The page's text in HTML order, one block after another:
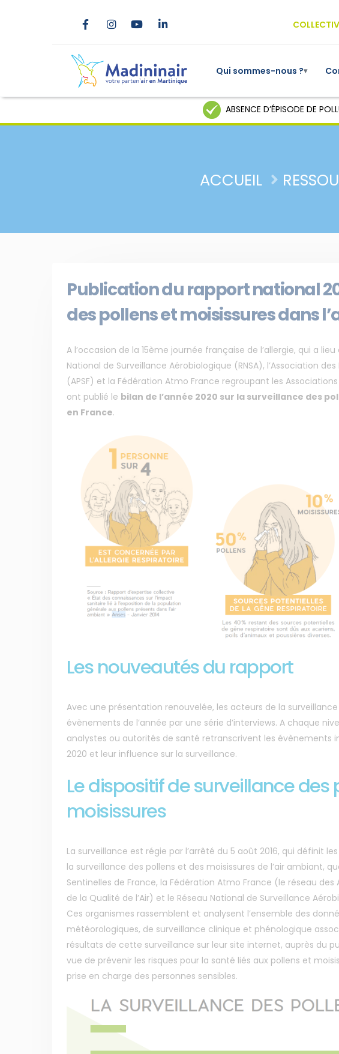
Qui sommes-nous ?▾
ABSENCE D’ÉPISODE DE
ACCUEIL
Publication du rapport national
des pollens et moisissures dans
A l’occasion de la 15ème journée française de l’allergie, qui a lieu
National de Surveillance Aérobiologique (RNSA), l’Association
(APSF) et la Fédération Atmo France regroupant les
ont publié le bilan de l’année 2020 sur la surveillance des
en France.
Les nouveautés du rapport
Avec une présentation renouvelée, les acteurs de la
évènements de l’année par une série d’interviews. A chaque
analystes ou autorités de santé retranscrivent les évènements
2020 et leur influence sur la surveillance.
Le dispositif de surveillance des
moisissures
La surveillance est régie par l’arrêté du 5 août 2016, qui définit
la surveillance des pollens et des moisissures de l’air ambiant,
Sentinelles de France, la Fédération Atmo France (le réseau des
de la Qualité de l’Air) et le Réseau National de Surveillance
Ces organismes rassemblent et analysent l’ensemble des
météorologiques, de surveillance clinique et phénologique
résultats de cette surveillance sur leur site internet, auprès du
vue de prévenir les risques pour la santé liés aux pollens et
prise en charge des personnes sensibles.